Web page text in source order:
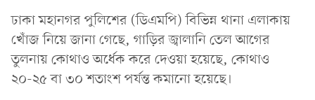
ঢাকা মহানগর পুলিশের (ডিএমপি) বিভিন্ন থানা এলাকায়
খোঁজ নিয়ে জানা গেছে, গাড়ির জ্বালানি তেল আগের
তুলনায় কোথাও অর্ধেক করে দেওয়া হয়েছে, কোথাও
২০-২৫ বা ৩০ শতাংশ পর্যন্ত কমানো হয়েছে।